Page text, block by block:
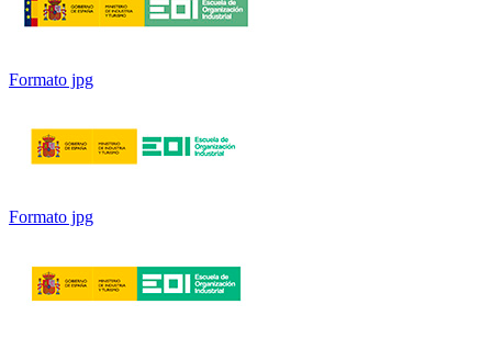
Formato jpg
Formato jpg